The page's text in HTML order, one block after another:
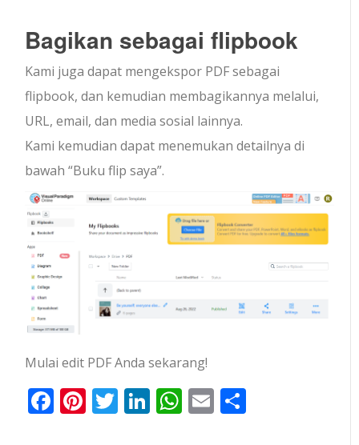
Bagikan sebagai flipbook
Kami juga dapat mengekspor PDF sebagai
flipbook, dan kemudian membagikannya melalui,
URL, email, dan media sosial lainnya.
Kami kemudian dapat menemukan detailnya di
bawah “Buku flip saya”.
Mulai edit PDF Anda sekarang!
Facebook
Pinterest
Twitter
LinkedIn
WhatsApp
Email